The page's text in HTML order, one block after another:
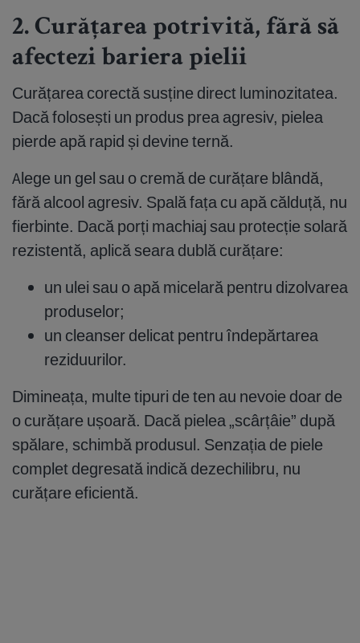
2. Curățarea potrivită, fără să
afectezi bariera pielii
Curățarea corectă susține direct luminozitatea.
Dacă folosești un produs prea agresiv, pielea
pierde apă rapid și devine ternă.
Alege un gel sau o cremă de curățare blândă,
fără alcool agresiv. Spală fața cu apă călduță, nu
fierbinte. Dacă porți machiaj sau protecție solară
rezistentă, aplică seara dublă curățare:
un ulei sau o apă micelară pentru dizolvarea
produselor;
un cleanser delicat pentru îndepărtarea
reziduurilor.
Dimineața, multe tipuri de ten au nevoie doar de
o curățare ușoară. Dacă pielea „scârțâie” după
spălare, schimbă produsul. Senzația de piele
complet degresată indică dezechilibru, nu
curățare eficientă.